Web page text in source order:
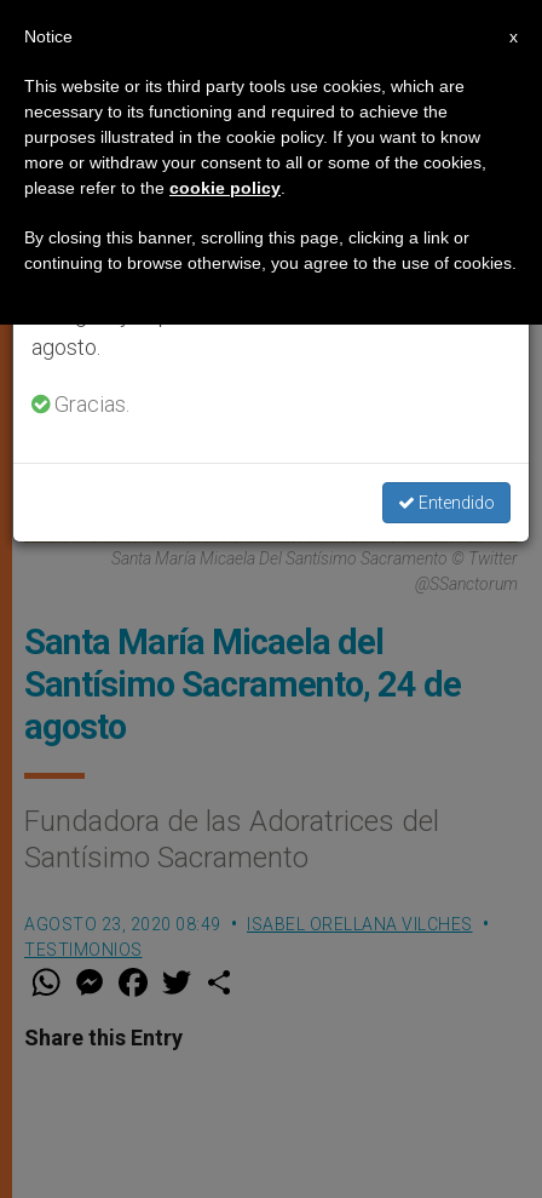
TESTIMONIOS
Santa María Micaela Del Santísimo Sacramento © Twitter
@SSanctorum
Santa María Micaela del
Santísimo Sacramento, 24 de
agosto
Fundadora de las Adoratrices del
Santísimo Sacramento
AGOSTO 23, 2020 08:49
ISABEL ORELLANA VILCHES
TESTIMONIOS
W
t
s
M
e
s
e
F
a
e
b
w
Share this Entry
×
Aviso importante
Del 27 de julio al 7 de agosto haremos la pausa
anual, aprovechando que en el periodo de verano
se generan menos informaciones y también el
agosto.
Gracias.
Entendido
x
Notice
This website or its third party tools use cookies, which are
necessary to its functioning and required to achieve the
purposes illustrated in the cookie policy. If you want to know
more or withdraw your consent to all or some of the cookies,
please refer to the cookie policy
By closing this banner, scrolling this page, clicking a link or
continuing to browse otherwise, you agree to the use of cookies.